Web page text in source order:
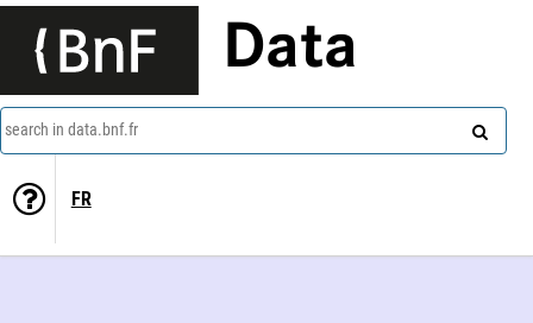
Data
search in data.bnf.fr
FR